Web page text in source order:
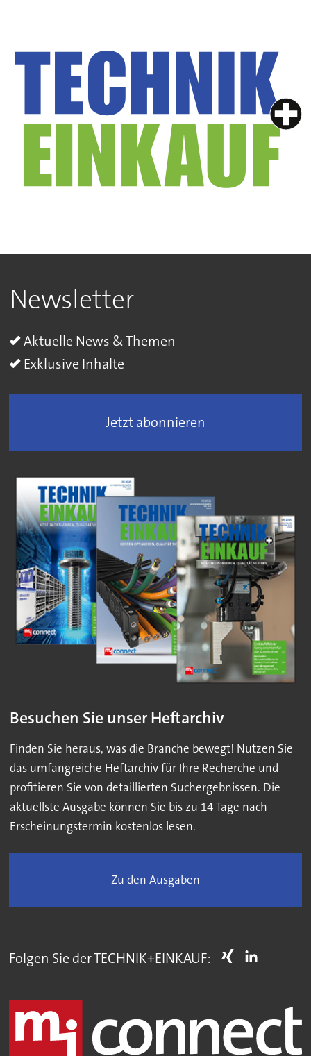
Newsletter
Aktuelle News & Themen
Exklusive Inhalte
Jetzt abonnieren
Besuchen Sie unser Heftarchiv
Finden Sie heraus, was die Branche bewegt! Nutzen Sie
das umfangreiche Heftarchiv für Ihre Recherche und
profitieren Sie von detaillierten Suchergebnissen. Die
aktuellste Ausgabe können Sie bis zu 14 Tage nach
Erscheinungstermin kostenlos lesen.
Zu den Ausgaben
Folgen Sie der TECHNIK+EINKAUF: